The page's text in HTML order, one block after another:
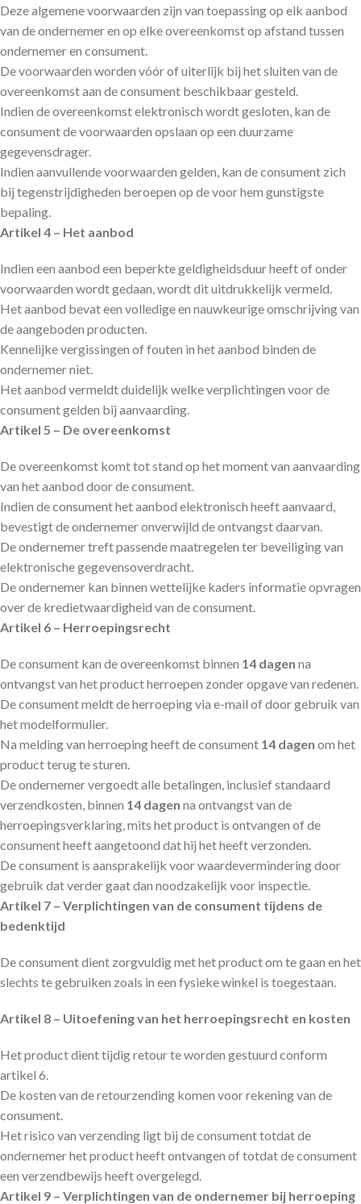
Deze algemene voorwaarden zijn van toepassing op elk aanbod
van de ondernemer en op elke overeenkomst op afstand tussen
ondernemer en consument.
De voorwaarden worden vóór of uiterlijk bij het sluiten van de
overeenkomst aan de consument beschikbaar gesteld.
Indien de overeenkomst elektronisch wordt gesloten, kan de
consument de voorwaarden opslaan op een duurzame
gegevensdrager.
Indien aanvullende voorwaarden gelden, kan de consument zich
bij tegenstrijdigheden beroepen op de voor hem gunstigste
bepaling.
Artikel 4 – Het aanbod
Indien een aanbod een beperkte geldigheidsduur heeft of onder
voorwaarden wordt gedaan, wordt dit uitdrukkelijk vermeld.
Het aanbod bevat een volledige en nauwkeurige omschrijving van
de aangeboden producten.
Kennelijke vergissingen of fouten in het aanbod binden de
ondernemer niet.
Het aanbod vermeldt duidelijk welke verplichtingen voor de
consument gelden bij aanvaarding.
Artikel 5 – De overeenkomst
De overeenkomst komt tot stand op het moment van aanvaarding
van het aanbod door de consument.
Indien de consument het aanbod elektronisch heeft aanvaard,
bevestigt de ondernemer onverwijld de ontvangst daarvan.
De ondernemer treft passende maatregelen ter beveiliging van
elektronische gegevensoverdracht.
De ondernemer kan binnen wettelijke kaders informatie opvragen
over de kredietwaardigheid van de consument.
Artikel 6 – Herroepingsrecht
De consument kan de overeenkomst binnen 14 dagen na
ontvangst van het product herroepen zonder opgave van redenen.
De consument meldt de herroeping via e-mail of door gebruik van
het modelformulier.
Na melding van herroeping heeft de consument 14 dagen om het
product terug te sturen.
De ondernemer vergoedt alle betalingen, inclusief standaard
verzendkosten, binnen 14 dagen na ontvangst van de
herroepingsverklaring, mits het product is ontvangen of de
consument heeft aangetoond dat hij het heeft verzonden.
De consument is aansprakelijk voor waardevermindering door
gebruik dat verder gaat dan noodzakelijk voor inspectie.
Artikel 7 – Verplichtingen van de consument tijdens de
bedenktijd
De consument dient zorgvuldig met het product om te gaan en het
slechts te gebruiken zoals in een fysieke winkel is toegestaan.
Artikel 8 – Uitoefening van het herroepingsrecht en kosten
Het product dient tijdig retour te worden gestuurd conform
artikel 6.
De kosten van de retourzending komen voor rekening van de
consument.
Het risico van verzending ligt bij de consument totdat de
ondernemer het product heeft ontvangen of totdat de consument
een verzendbewijs heeft overgelegd.
Artikel 9 – Verplichtingen van de ondernemer bij herroeping